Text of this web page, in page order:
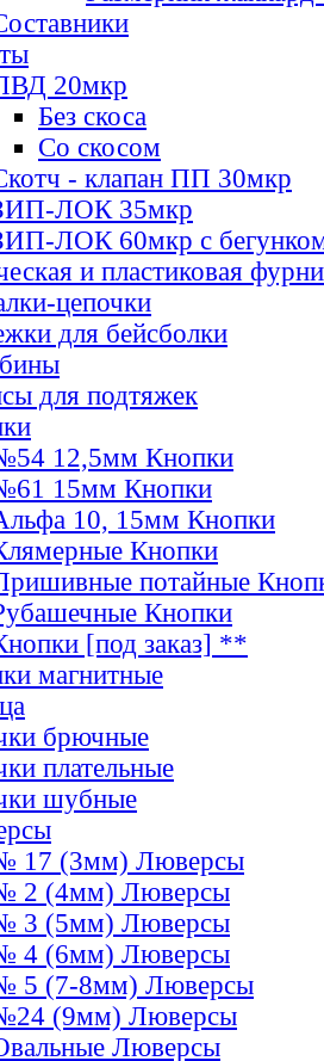
20мкр
Без скоса
Со скосом
- клапан ПП 30мкр
ЛОК 35мкр
ЛОК 60мкр с
и пластиковая
цепочки
для бейсболки
для подтяжек
12,5мм Кнопки
15мм Кнопки
10, 15мм Кнопки
Кнопки
потайные
Кнопки
[под заказ] **
магнитные
брючные
плательные
шубные
17 (3мм) Люверсы
2 (4мм) Люверсы
3 (5мм) Люверсы
4 (6мм) Люверсы
5 (7-8мм) Люверсы
(9мм) Люверсы
Люверсы